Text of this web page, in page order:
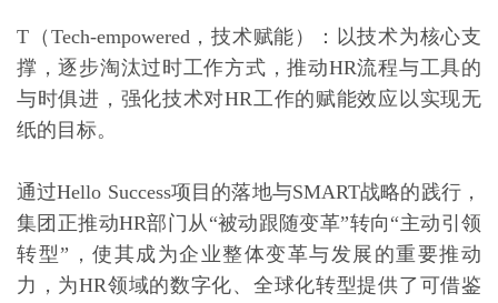
T（Tech-empowered，技术赋能）：以技术为核心支
撑，逐步淘汰过时工作方式，推动HR流程与工具的
与时俱进，强化技术对HR工作的赋能效应以实现无
纸的目标。
通过Hello Success项目的落地与SMART战略的践行，
集团正推动HR部门从“被动跟随变革”转向“主动引领
转型”，使其成为企业整体变革与发展的重要推动
力，为HR领域的数字化、全球化转型提供了可借鉴